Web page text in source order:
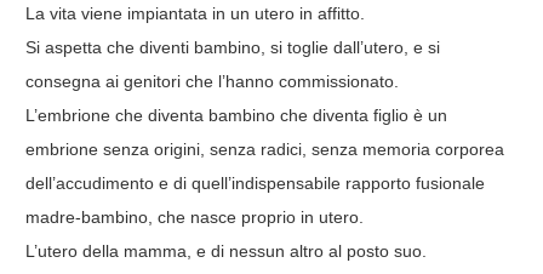
La vita viene impiantata in un utero in affitto.
Si aspetta che diventi bambino, si toglie dall’utero, e si
consegna ai genitori che l’hanno commissionato.
L’embrione che diventa bambino che diventa figlio è un
embrione senza origini, senza radici, senza memoria corporea
dell’accudimento e di quell’indispensabile rapporto fusionale
madre-bambino, che nasce proprio in utero.
L’utero della mamma, e di nessun altro al posto suo.